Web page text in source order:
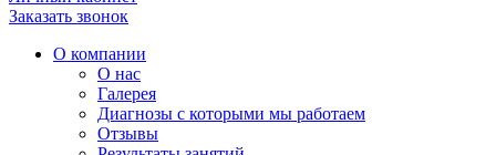
Заказать звонок
О компании
О нас
Галерея
Диагнозы с которыми мы работаем
Отзывы